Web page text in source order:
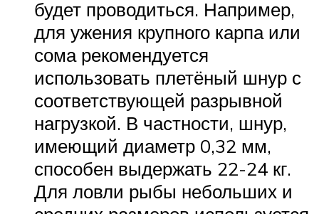
будет проводиться. Например,
для ужения крупного карпа или
сома рекомендуется
использовать плетёный шнур с
соответствующей разрывной
нагрузкой. В частности, шнур,
имеющий диаметр 0,32 мм,
способен выдержать 22-24 кг.
Для ловли рыбы небольших и